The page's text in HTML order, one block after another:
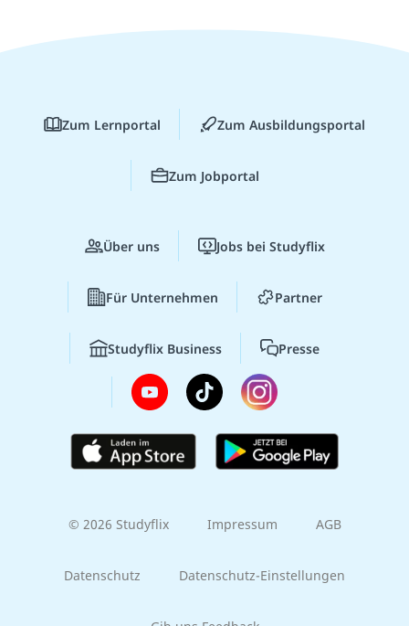
Zum Lernportal Zum Ausbildungsportal
Zum Jobportal
Über uns Jobs bei Studyflix
Für Unternehmen Partner
Studyflix Business Presse
© 2026 Studyflix Impressum AGB
Datenschutz Datenschutz-Einstellungen